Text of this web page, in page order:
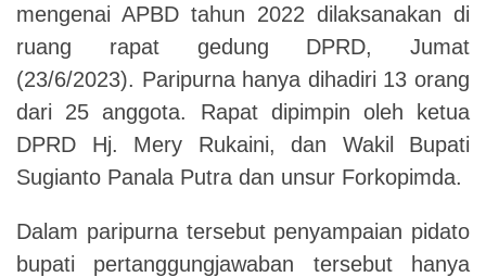
mengenai APBD tahun 2022 dilaksanakan di
ruang rapat gedung DPRD, Jumat
(23/6/2023). Paripurna hanya dihadiri 13 orang
dari 25 anggota. Rapat dipimpin oleh ketua
DPRD Hj. Mery Rukaini, dan Wakil Bupati
Sugianto Panala Putra dan unsur Forkopimda.
Dalam paripurna tersebut penyampaian pidato
bupati pertanggungjawaban tersebut hanya